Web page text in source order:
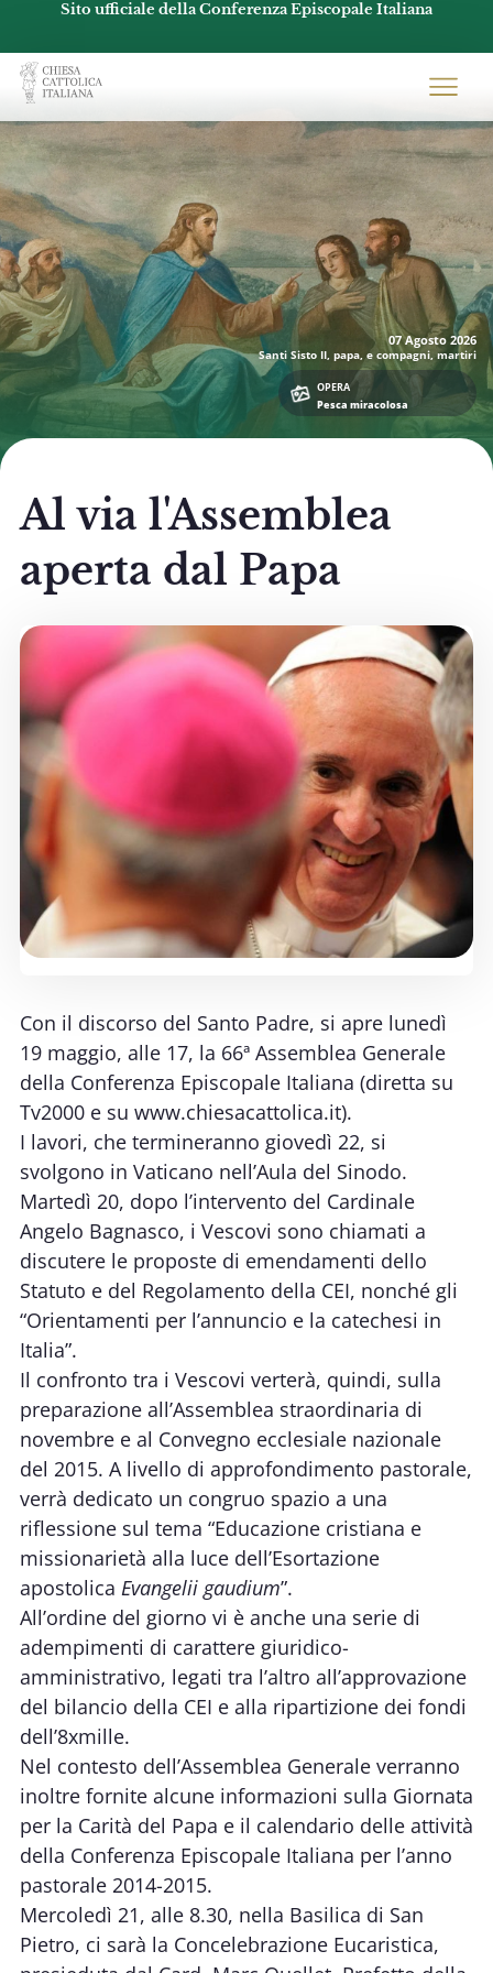
Sito ufficiale della Conferenza Episcopale Italiana
Chiesacattolica.it
07 Agosto 2026
Santi Sisto II, papa, e compagni, martiri
OPERA
Pesca miracolosa
Al via l'Assemblea
aperta dal Papa
Con il discorso del Santo Padre, si apre lunedì
19 maggio, alle 17, la 66ª Assemblea Generale
della Conferenza Episcopale Italiana (diretta su
Tv2000 e su www.chiesacattolica.it).
I lavori, che termineranno giovedì 22, si
svolgono in Vaticano nell’Aula del Sinodo.
Martedì 20, dopo l’intervento del Cardinale
Angelo Bagnasco, i Vescovi sono chiamati a
discutere le proposte di emendamenti dello
Statuto e del Regolamento della CEI, nonché gli
“Orientamenti per l’annuncio e la catechesi in
Italia”.
Il confronto tra i Vescovi verterà, quindi, sulla
preparazione all’Assemblea straordinaria di
novembre e al Convegno ecclesiale nazionale
del 2015. A livello di approfondimento pastorale,
verrà dedicato un congruo spazio a una
riflessione sul tema “Educazione cristiana e
missionarietà alla luce dell’Esortazione
apostolica Evangelii gaudium”.
All’ordine del giorno vi è anche una serie di
adempimenti di carattere giuridico-
amministrativo, legati tra l’altro all’approvazione
del bilancio della CEI e alla ripartizione dei fondi
dell’8xmille.
Nel contesto dell’Assemblea Generale verranno
inoltre fornite alcune informazioni sulla Giornata
per la Carità del Papa e il calendario delle attività
della Conferenza Episcopale Italiana per l’anno
pastorale 2014-2015.
Mercoledì 21, alle 8.30, nella Basilica di San
Pietro, ci sarà la Concelebrazione Eucaristica,